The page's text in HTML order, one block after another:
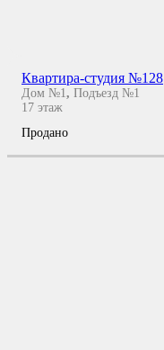
Квартира-студия №128
Дом №1, Подъезд №1
17 этаж
Продано